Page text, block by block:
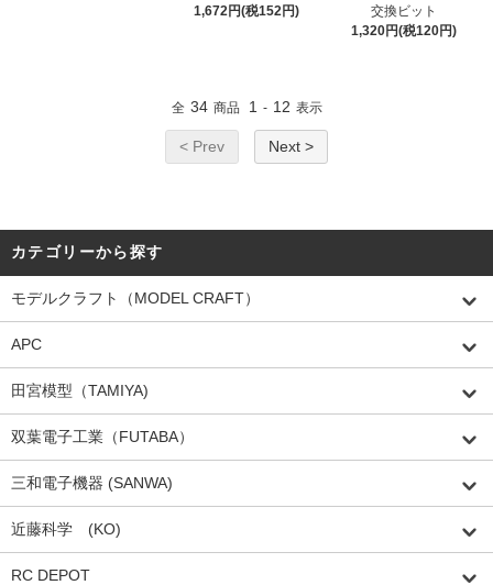
1,672円(税152円)
交換ビット
1,320円(税120円)
全 34 商品 1 - 12 表示
< Prev Next >
カテゴリーから探す
モデルクラフト（MODEL CRAFT）
APC
田宮模型（TAMIYA)
双葉電子工業（FUTABA）
三和電子機器 (SANWA)
近藤科学 (KO)
RC DEPOT